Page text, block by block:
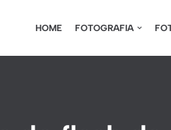
HOME FOTOGRAFIA